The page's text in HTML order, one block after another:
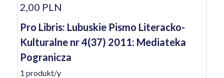
2,00 PLN
Pro Libris: Lubuskie Pismo Literacko-
Kulturalne nr 4(37) 2011: Mediateka
Pogranicza
1 produkt/y